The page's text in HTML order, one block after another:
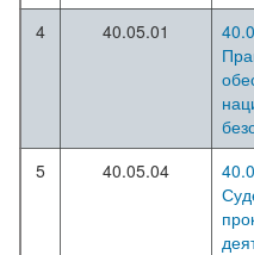
4 40.05.01
5 40.05.04